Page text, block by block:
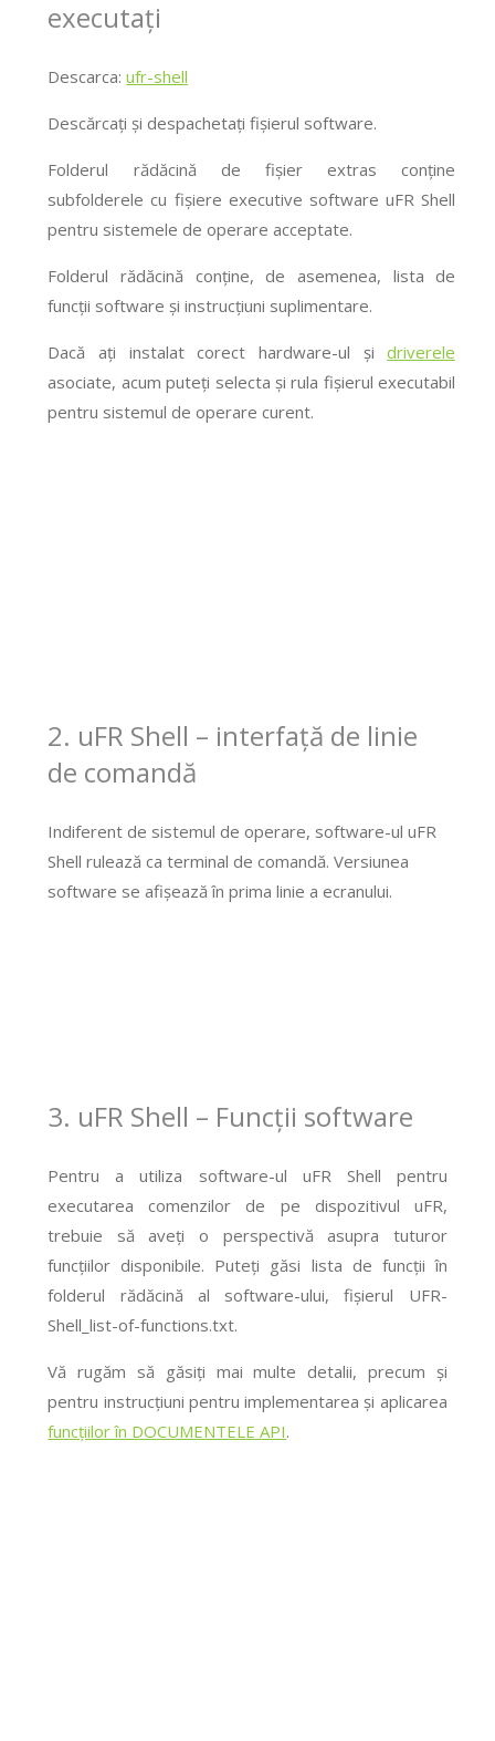
executați
Descarca:ufr-shell
Descărcați și despachetați fișierul software.
Folderul rădăcină de fișier extras conține
subfolderele cu fișiere executive software uFR Shell
pentru sistemele de operare acceptate.
Folderul rădăcină conține, de asemenea, lista de
funcții software și instrucțiuni suplimentare.
Dacă ați instalat corect hardware-ul șidriverele
asociate, acum puteți selecta și rula fișierul executabil
pentru sistemul de operare curent.
2. uFR Shell – interfață de linie
de comandă
Indiferent de sistemul de operare, software-ul uFR
Shell rulează ca terminal de comandă. Versiunea
software se afișează în prima linie a ecranului.
3. uFR Shell – Funcții software
Pentru a utiliza software-ul uFR Shell pentru
executarea comenzilor de pe dispozitivul uFR,
trebuie să aveți o perspectivă asupra tuturor
funcțiilor disponibile. Puteți găsi lista de funcții în
folderul rădăcină al software-ului, fișierul UFR-
Shell_list-of-functions.txt.
Vă rugăm să găsiți mai multe detalii, precum și
pentru instrucțiuni pentru implementarea și aplicarea
funcțiilor în DOCUMENTELE API.